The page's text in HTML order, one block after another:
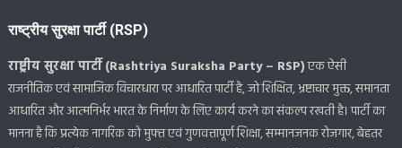
राष्ट्रीय सुरक्षा पार्टी (RSP)
राष्ट्रीय सुरक्षा पार्टी (Rashtriya Suraksha Party – RSP)एक ऐसी
राजनीतिक एवं सामाजिक विचारधारा पर आधारित पार्टी है, जो शिक्षित, भ्रष्टाचार मुक्त, समानता
आधारित और आत्मनिर्भर भारत के निर्माण के लिए कार्य करने का संकल्प रखती है। पार्टी का
मानना है कि प्रत्येक नागरिक को मुफ्त एवं गुणवत्तापूर्ण शिक्षा, सम्मानजनक रोजगार, बेहतर